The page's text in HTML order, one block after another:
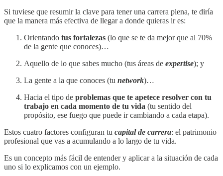
Si tuviese que resumir la clave para tener una carrera plena, te diría
que la manera más efectiva de llegar a donde quieras ir es:
Orientando tus fortalezas (lo que se te da mejor que al 70%
de la gente que conoces)…
Aquello de lo que sabes mucho (tus áreas de expertise); y
La gente a la que conoces (tu network)…
Hacia el tipo de problemas que te apetece resolver con tu
trabajo en cada momento de tu vida (tu sentido del
propósito, ese fuego que puede ir cambiando a cada etapa).
Estos cuatro factores configuran tu capital de carrera: el patrimonio
profesional que vas a acumulando a lo largo de tu vida.
Es un concepto más fácil de entender y aplicar a la situación de cada
uno si lo explicamos con un ejemplo.